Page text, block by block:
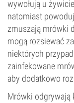
wywołują u
natomiast
zmuszają mrówki
mogą rozsiewać
niektórych
zainfekowane
aby dodatkowo
Mrówki odgrywają